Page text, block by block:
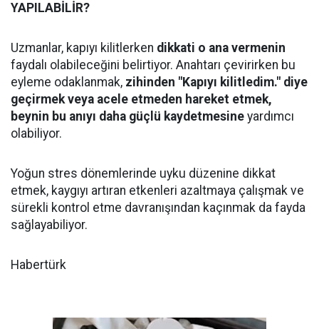
YAPILABİLİR?
Uzmanlar, kapıyı kilitlerken dikkati o ana vermenin
faydalı olabileceğini belirtiyor. Anahtarı çevirirken bu
eyleme odaklanmak, zihinden "Kapıyı kilitledim." diye
geçirmek veya acele etmeden hareket etmek,
beynin bu anıyı daha güçlü kaydetmesine yardımcı
olabiliyor.
Yoğun stres dönemlerinde uyku düzenine dikkat
etmek, kaygıyı artıran etkenleri azaltmaya çalışmak ve
sürekli kontrol etme davranışından kaçınmak da fayda
sağlayabiliyor.
Habertürk